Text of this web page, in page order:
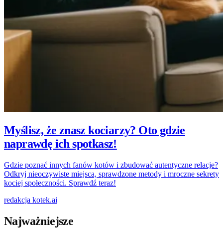
Myślisz, że znasz kociarzy? Oto gdzie
naprawdę ich spotkasz!
Gdzie poznać innych fanów kotów i zbudować autentyczne relacje?
Odkryj nieoczywiste miejsca, sprawdzone metody i mroczne sekrety
kociej społeczności. Sprawdź teraz!
redakcja kotek.ai
Najważniejsze